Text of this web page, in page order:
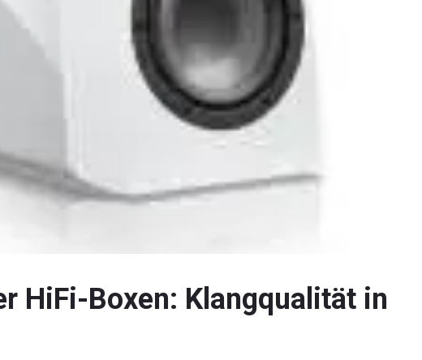
HiFi-Boxen: Klangqualität in